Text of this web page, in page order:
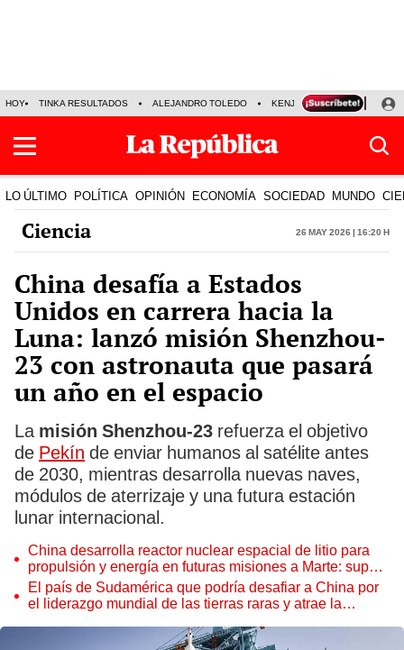
HOY TINKA RESULTADOS ALEJANDRO TOLEDO KENJI FUJIMORI
LO ÚLTIMO POLÍTICA OPINIÓN ECONOMÍA SOCIEDAD MUNDO
Ciencia 26 May 2026 | 16:20 h
China desafía a Estados
Unidos en carrera hacia la
Luna: lanzó misión Shenzhou-
23 con astronauta que pasará
un año en el espacio
La misión Shenzhou-23 refuerza el objetivo
de Pekín de enviar humanos al satélite antes
de 2030, mientras desarrolla nuevas naves,
módulos de aterrizaje y una futura estación
lunar internacional.
China desarrolla reactor nuclear espacial de litio para
propulsión y energía en futuras misiones a Marte: supera
a la NASA
El país de Sudamérica que podría desafiar a China por
el liderazgo mundial de las tierras raras y atrae la